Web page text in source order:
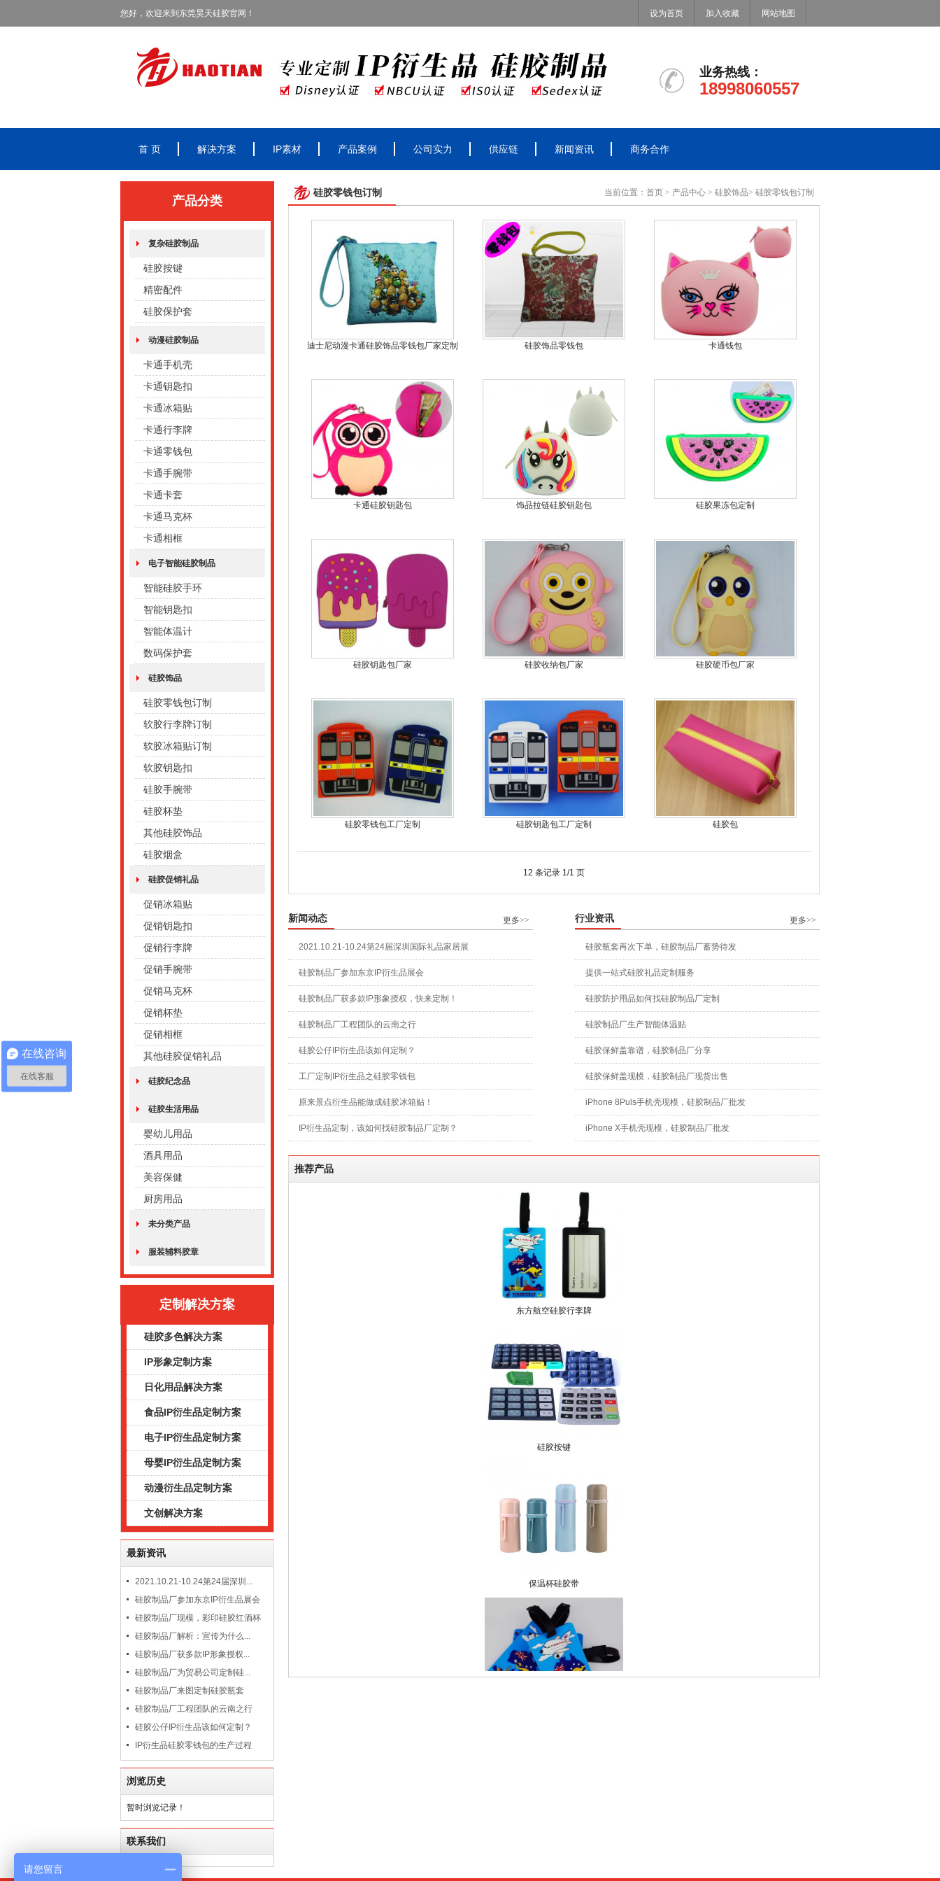
您好，欢迎来到东莞昊天硅胶官网！ 设为首页 加入收藏 网站地图
业务热线：
18998060557
首 页 解决方案 IP素材 产品案例 公司实力 供应链 新闻资讯 商务合作
产品分类
复杂硅胶制品
硅胶按键
精密配件
硅胶保护套
动漫硅胶制品
卡通手机壳
卡通钥匙扣
卡通冰箱贴
卡通行李牌
卡通零钱包
卡通手腕带
卡通卡套
卡通马克杯
卡通相框
电子智能硅胶制品
智能硅胶手环
智能钥匙扣
智能体温计
数码保护套
硅胶饰品
硅胶零钱包订制
软胶行李牌订制
软胶冰箱贴订制
软胶钥匙扣
硅胶手腕带
硅胶杯垫
其他硅胶饰品
硅胶烟盒
硅胶促销礼品
促销冰箱贴
促销钥匙扣
促销行李牌
促销手腕带
促销马克杯
促销杯垫
促销相框
其他硅胶促销礼品
硅胶纪念品
硅胶生活用品
婴幼儿用品
酒具用品
美容保健
厨房用品
未分类产品
服装辅料胶章
定制解决方案
硅胶多色解决方案
IP形象定制方案
日化用品解决方案
食品IP衍生品定制方案
电子IP衍生品定制方案
母婴IP衍生品定制方案
动漫衍生品定制方案
文创解决方案
最新资讯
2021.10.21-10.24第24届深圳...
硅胶制品厂参加东京IP衍生品展会
硅胶制品厂现模，彩印硅胶红酒杯
硅胶制品厂解析：宣传为什么...
硅胶制品厂获多款IP形象授权...
硅胶制品厂为贸易公司定制硅...
硅胶制品厂来图定制硅胶瓶套
硅胶制品厂工程团队的云南之行
硅胶公仔IP衍生品该如何定制？
IP衍生品硅胶零钱包的生产过程
浏览历史
暂时浏览记录！
联系我们
硅胶零钱包订制 当前位置： 首页 > 产品中心 > 硅胶饰品> 硅胶零钱包订制
迪士尼动漫卡通硅胶饰品零钱包厂家定制 硅胶饰品零钱包 卡通钱包
卡通硅胶钥匙包 饰品拉链硅胶钥匙包 硅胶果冻包定制
硅胶钥匙包厂家 硅胶收纳包厂家 硅胶硬币包厂家
硅胶零钱包工厂定制 硅胶钥匙包工厂定制 硅胶包
12 条记录 1/1 页
新闻动态 更多>>
2021.10.21-10.24第24届深圳国际礼品家居展
硅胶制品厂参加东京IP衍生品展会
硅胶制品厂获多款IP形象授权，快来定制！
硅胶制品厂工程团队的云南之行
硅胶公仔IP衍生品该如何定制？
工厂定制IP衍生品之硅胶零钱包
原来景点衍生品能做成硅胶冰箱贴！
IP衍生品定制，该如何找硅胶制品厂定制？
行业资讯 更多>>
硅胶瓶套再次下单，硅胶制品厂蓄势待发
提供一站式硅胶礼品定制服务
硅胶防护用品如何找硅胶制品厂定制
硅胶制品厂生产智能体温贴
硅胶保鲜盖靠谱，硅胶制品厂分享
硅胶保鲜盖现模，硅胶制品厂现货出售
iPhone 8Puls手机壳现模，硅胶制品厂批发
iPhone X手机壳现模，硅胶制品厂批发
推荐产品
东方航空硅胶行李牌
硅胶按键
保温杯硅胶带
在线咨询
在线客服
请您留言